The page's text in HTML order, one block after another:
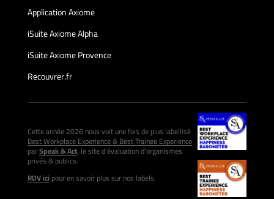
Application Axiome
iSuite Axiome Alpha
iSuite Axiome Provence
Recouvrer.fr
Cette année 2026 nous voit une fois de plus labellisé
Best Workplace Experience & Best Trainee Experience
parSpeak & Act, le site d’évaluation d’organismes
privés & publics.
RDV icipour en savoir plus sur nos labels.